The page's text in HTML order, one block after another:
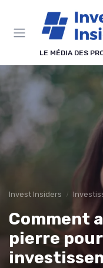
LE MÉDIA DES
Invest Insiders
Comment
pierre